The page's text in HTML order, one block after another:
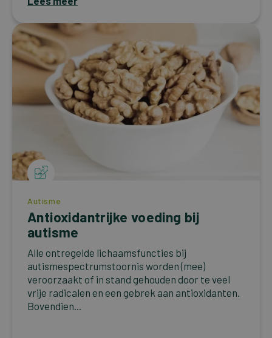
Autisme
Antioxidantrijke voeding bij
autisme
Alle ontregelde lichaamsfuncties bij
autismespectrumstoornis worden (mee)
veroorzaakt of in stand gehouden door te veel
vrije radicalen en een gebrek aan antioxidanten.
Bovendien...